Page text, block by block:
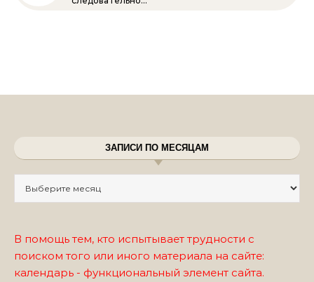
ЗАПИСИ ПО МЕСЯЦАМ
В помощь тем, кто испытывает трудности с
поиском того или иного материала на сайте:
календарь - функциональный элемент сайта.